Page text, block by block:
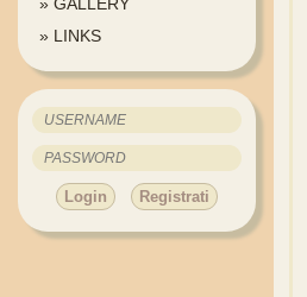
» LINKS
Login Registrati